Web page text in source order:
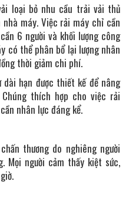
loại bỏ nhu cầu trải vải thủ
máy. Việc rải máy chỉ cần
6 người và khối lượng công
có thể phân bổ lại lượng nhân
thời giảm chi phí.
hạn được thiết kế để nâng
thích hợp cho việc rải
nhân lực đáng kể.
thương do nghiêng người
Mọi người cảm thấy kiệt sức,